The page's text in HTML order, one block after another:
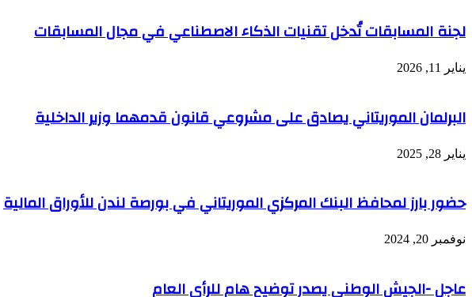
لجنة المسابقات تُدخل تقنيات الذكاء الاصطناعي في مجال المسابقات
يناير 11, 2026
البرلمان الموريتاني يصادق على مشروعي قانون قدمهما وزير الداخلية
يناير 28, 2025
حضور بارز لمحافظ البنك المركزي الموريتاني في بورصة لندن للأوراق المالية
نوفمبر 20, 2024
عاجل -الجيش الوطني يصدر توضيح هام للرأي العام